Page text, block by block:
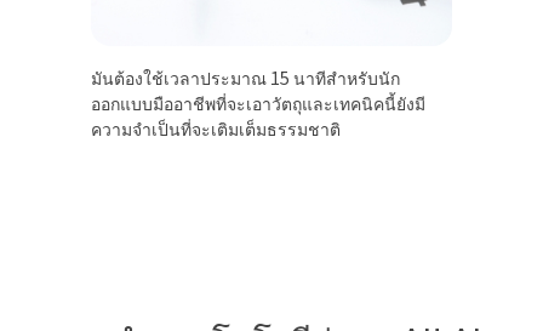
มันต้องใช้เวลาประมาณ 15 นาทีสำหรับนัก
ออกแบบมืออาชีพที่จะเอาวัตถุและเทคนิคนี้ยังมี
ความจำเป็นที่จะเติมเต็มธรรมชาติ